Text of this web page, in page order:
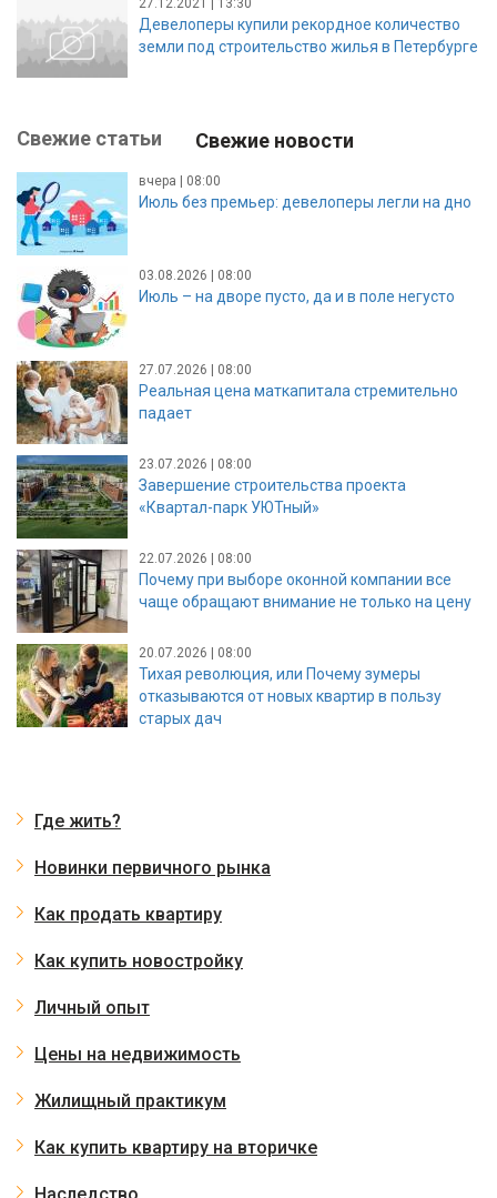
Девелоперы купили рекордное количество
земли под строительство жилья в Петербурге
Свежие статьи Свежие новости
вчера | 08:00
Июль без премьер: девелоперы легли на дно
03.08.2026 | 08:00
Июль – на дворе пусто, да и в поле негусто
27.07.2026 | 08:00
Реальная цена маткапитала стремительно
падает
23.07.2026 | 08:00
Завершение строительства проекта
«Квартал-парк УЮТный»
22.07.2026 | 08:00
Почему при выборе оконной компании все
чаще обращают внимание не только на цену
20.07.2026 | 08:00
Тихая революция, или Почему зумеры
отказываются от новых квартир в пользу
старых дач
Где жить?
Новинки первичного рынка
Как продать квартиру
Как купить новостройку
Личный опыт
Цены на недвижимость
Жилищный практикум
Как купить квартиру на вторичке